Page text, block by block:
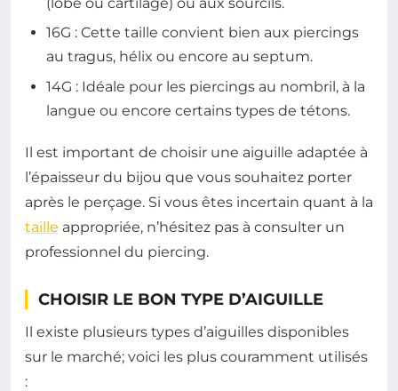
16G : Cette taille convient bien aux piercings
au tragus, hélix ou encore au septum.
14G : Idéale pour les piercings au nombril, à la
langue ou encore certains types de tétons.
Il est important de choisir une aiguille adaptée à
l’épaisseur du bijou que vous souhaitez porter
après le perçage. Si vous êtes incertain quant à la
taille appropriée, n’hésitez pas à consulter un
professionnel du piercing.
CHOISIR LE BON TYPE D’AIGUILLE
Il existe plusieurs types d’aiguilles disponibles
sur le marché; voici les plus couramment utilisés
: